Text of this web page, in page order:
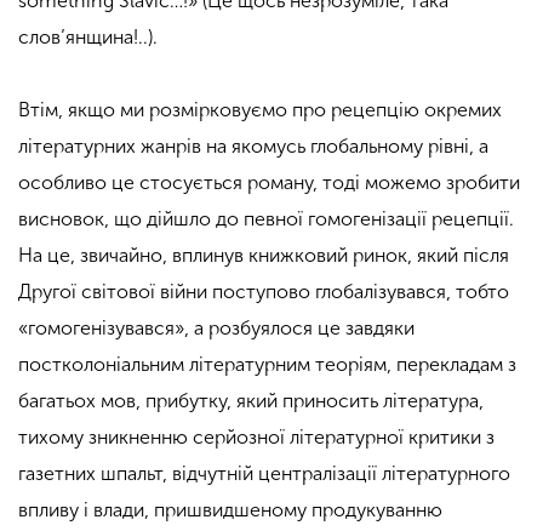
слов’янщина!..).
Втім, якщо ми розмірковуємо про рецепцію окремих
літературних жанрів на якомусь глобальному рівні, а
особливо це стосується роману, тоді можемо зробити
висновок, що дійшло до певної гомогенізації рецепції.
На це, звичайно, вплинув книжковий ринок, який після
Другої світової війни поступово глобалізувався, тобто
«гомогенізувався», а розбуялося це завдяки
постколоніальним літературним теоріям, перекладам з
багатьох мов, прибутку, який приносить література,
тихому зникненню серйозної літературної критики з
газетних шпальт, відчутній централізації літературного
впливу і влади, пришвидшеному продукуванню